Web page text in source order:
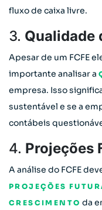
fluxo de caixa livre.
3. Qualidade
Apesar de um FCFE
importante analisar a
empresa. Isso
sustentável e se a
contábeis
4. Projeções
A análise do FCFE
PROJEÇÕES
CRESCIMENTO da